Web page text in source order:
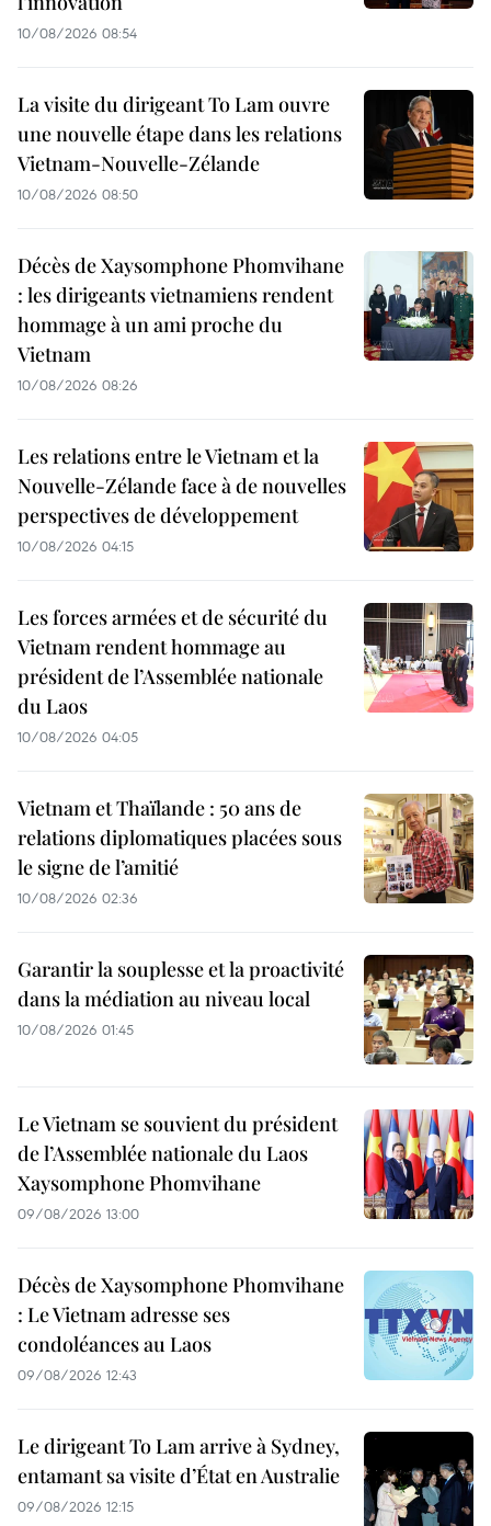
10/08/2026 08:54
La visite du dirigeant To Lam ouvre
une nouvelle étape dans les relations
Vietnam-Nouvelle-Zélande
10/08/2026 08:50
Décès de Xaysomphone Phomvihane
: les dirigeants vietnamiens rendent
hommage à un ami proche du
Vietnam
10/08/2026 08:26
Les relations entre le Vietnam et la
Nouvelle-Zélande face à de nouvelles
perspectives de développement
10/08/2026 04:15
Les forces armées et de sécurité du
Vietnam rendent hommage au
président de l’Assemblée nationale
du Laos
10/08/2026 04:05
Vietnam et Thaïlande : 50 ans de
relations diplomatiques placées sous
le signe de l’amitié
10/08/2026 02:36
Garantir la souplesse et la proactivité
dans la médiation au niveau local
10/08/2026 01:45
Le Vietnam se souvient du président
de l’Assemblée nationale du Laos
Xaysomphone Phomvihane
09/08/2026 13:00
Décès de Xaysomphone Phomvihane
: Le Vietnam adresse ses
condoléances au Laos
09/08/2026 12:43
Le dirigeant To Lam arrive à Sydney,
entamant sa visite d’État en Australie
09/08/2026 12:15